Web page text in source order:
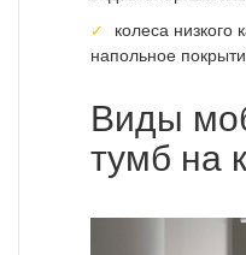
колеса низкого
напольное
Виды
тумб на